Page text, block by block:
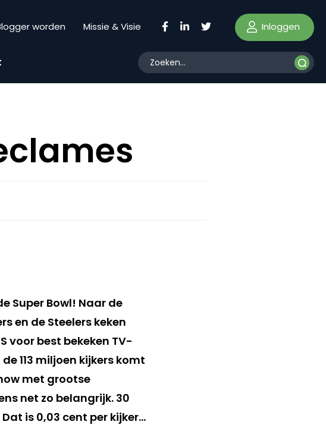
worden Missie & Visie Inloggen
Super Bowl! Naar de
en de Steelers keken
voor best bekeken TV-
113 miljoen kijkers komt
met grootse
net zo belangrijk. 30
is 0,03 cent per kijker…